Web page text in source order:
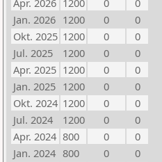
Apr. 2026 1200 0
0
Jan. 2026 1200 0
0
Okt. 2025 1200 0
0
Jul. 2025
1200 0
0
Apr. 2025 1200 0
0
Jan. 2025 1200 0
0
Okt. 2024 1200 0
0
Jul. 2024
1200 0
0
Apr. 2024 800 0
0
Jan. 2024 800 0
0